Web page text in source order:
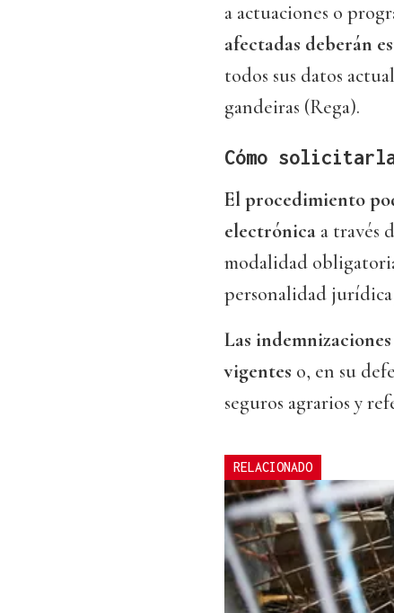
a actuaciones o
afectadas deberán
todos sus datos
gandeiras (Rega).
Cómo
El procedimiento
electrónica a través
modalidad
personalidad
Las
vigentes o, en su
seguros agrarios y
RELACIONADO